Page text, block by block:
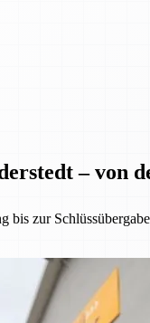
– von
bis zur